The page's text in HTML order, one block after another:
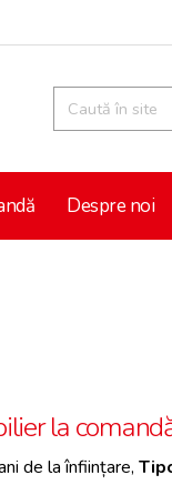
Despre noi
la
de la înființare,